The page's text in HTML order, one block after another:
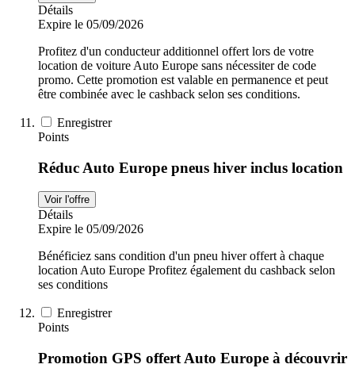
Détails
Expire le 05/09/2026
Profitez d'un conducteur additionnel offert lors de votre
location de voiture Auto Europe sans nécessiter de code
promo. Cette promotion est valable en permanence et peut
être combinée avec le cashback selon ses conditions.
Enregistrer
Points
Réduc Auto Europe pneus hiver inclus location
Voir l'offre
Détails
Expire le 05/09/2026
Bénéficiez sans condition d'un pneu hiver offert à chaque
location Auto Europe Profitez également du cashback selon
ses conditions
Enregistrer
Points
Promotion GPS offert Auto Europe à découvrir